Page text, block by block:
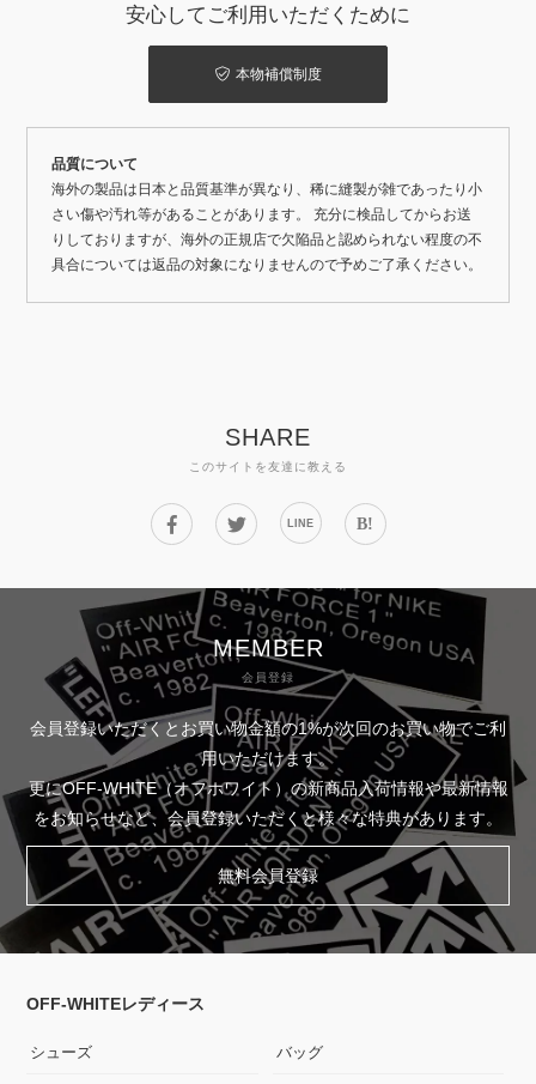
安心してご利用いただくために
本物補償制度
品質について
海外の製品は日本と品質基準が異なり、稀に縫製が雑であったり小
さい傷や汚れ等があることがあります。 充分に検品してからお送
りしておりますが、海外の正規店で欠陥品と認められない程度の不
具合については返品の対象になりませんので予めご了承ください。
SHARE
このサイトを友達に教える
LINE B!
MEMBER
会員登録
会員登録いただくとお買い物金額の1%が次回のお買い物でご利
用いただけます。
更にOFF-WHITE（オフホワイト）の新商品入荷情報や最新情報
をお知らせなど、会員登録いただくと様々な特典があります。
無料会員登録
OFF-WHITEレディース
シューズ バッグ